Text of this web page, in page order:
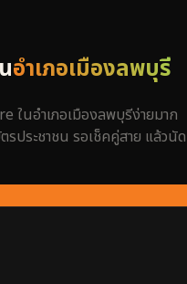
อำเภอเมืองลพบุรี
ในอำเภอเมืองลพบุรีง่ายมาก
รประชาชน รอเช็คคู่สาย แล้วนัด